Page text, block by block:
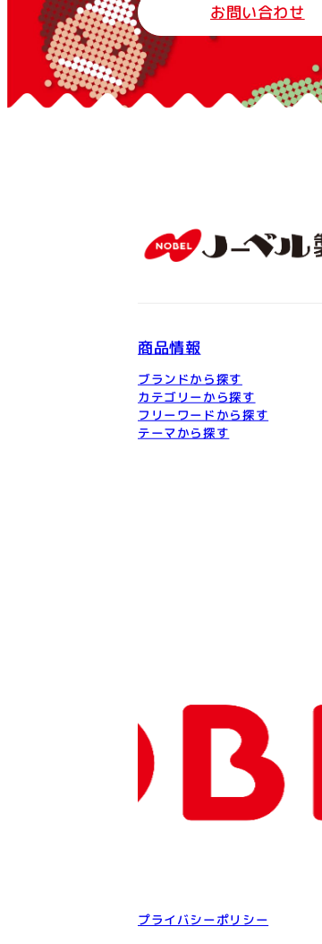
お問い合わせ
商品情報
ブランドから探す
カテゴリーから探す
フリーワードから探す
テーマから探す
プライバシーポリシー